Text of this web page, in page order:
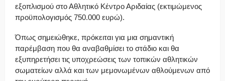
εξοπλισμού στο Αθλητικό Κέντρο Αριδαίας (εκτιμώμενος
προϋπολογισμός 750.000 ευρώ).
Όπως σημειώθηκε, πρόκειται για μια σημαντική
παρέμβαση που θα αναβαθμίσει το στάδιο και θα
εξυπηρετήσει τις υποχρεώσεις των τοπικών αθλητικών
σωματείων αλλά και των μεμονωμένων αθλούμενων από